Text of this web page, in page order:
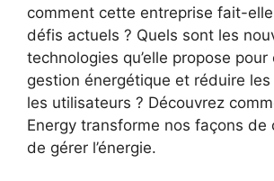
comment cette entreprise fait-
défis actuels ? Quels sont les
technologies qu’elle propose
gestion énergétique et réduire
les utilisateurs ? Découvrez
Energy transforme nos façons de
de gérer l’énergie.